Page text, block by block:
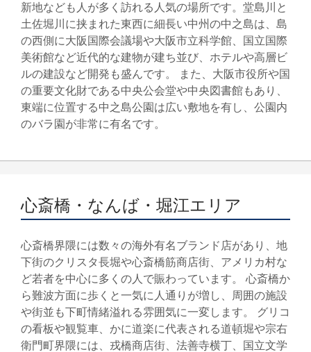
新地なども人が多く訪れる人気の場所です。堂島川と
土佐堀川に挟まれた東西に細長い中州の中之島は、島
の西側に大阪国際会議場や大阪市立科学館、国立国際
美術館など近代的な建物が建ち並び、ホテルや高層ビ
ルの建設など開発も盛んです。 また、大阪市役所や国
の重要文化財である中央公会堂や中央図書館もあり、
東端に位置する中之島公園は広い敷地を有し、公園内
のバラ園が非常に有名です。
心斎橋・なんば・堀江エリア
心斎橋界隈には数々の海外有名ブランド店があり、地
下街のクリスタ長堀や心斎橋筋商店街、アメリカ村な
ど若者を中心に多くの人で賑わっています。 心斎橋か
ら難波方面に歩くと一気に人通りが増し、周囲の施設
や街並も下町情緒溢れる雰囲気に一変します。 グリコ
の看板や観覧車、かに道楽に代表される道頓堀や宗右
衛門町界隈には、戎橋商店街、法善寺横丁、国立文学